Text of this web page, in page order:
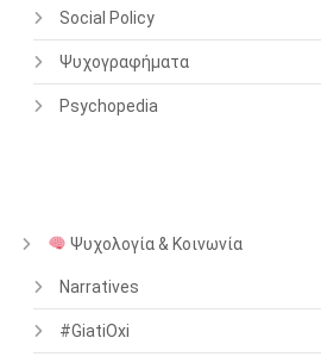
Social Policy
Ψυχογραφήματα
Psychopedia
Ψυχολογία & Κοινωνία
Narratives
#GiatiOxi